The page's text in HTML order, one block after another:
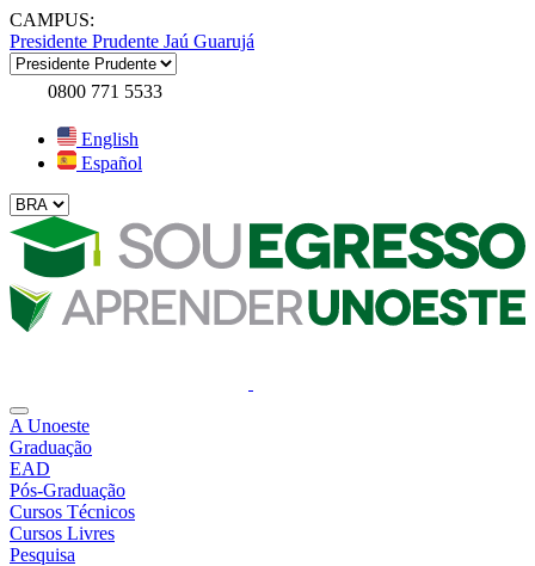
CAMPUS:
Presidente Prudente Jaú Guarujá
0800 771 5533
English
Español
A Unoeste
Graduação
EAD
Pós-Graduação
Cursos Técnicos
Cursos Livres
Pesquisa